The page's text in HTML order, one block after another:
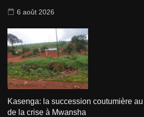
6 août 2026
Kasenga: la succession coutumière
de la crise à Mwansha